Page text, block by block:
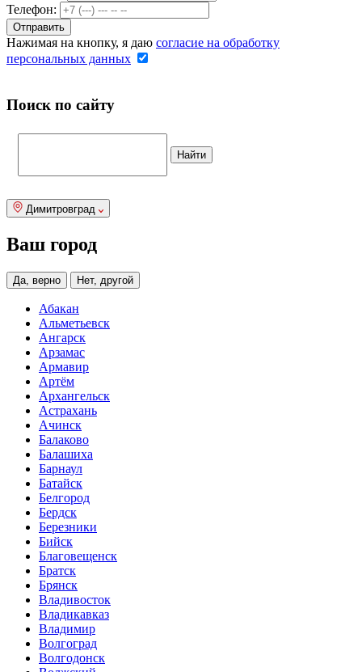
Телефон:
Нажимая на кнопку, я даю согласие на обработку
персональных данных
Поиск по сайту
Димитровград
Ваш город
Да, верно Нет, другой
Абакан
Альметьевск
Ангарск
Арзамас
Армавир
Артём
Архангельск
Астрахань
Ачинск
Балаково
Балашиха
Барнаул
Батайск
Белгород
Бердск
Березники
Бийск
Благовещенск
Братск
Брянск
Владивосток
Владикавказ
Владимир
Волгоград
Волгодонск